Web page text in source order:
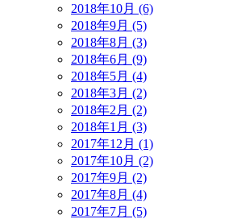
2018年10月 (6)
2018年9月 (5)
2018年8月 (3)
2018年6月 (9)
2018年5月 (4)
2018年3月 (2)
2018年2月 (2)
2018年1月 (3)
2017年12月 (1)
2017年10月 (2)
2017年9月 (2)
2017年8月 (4)
2017年7月 (5)